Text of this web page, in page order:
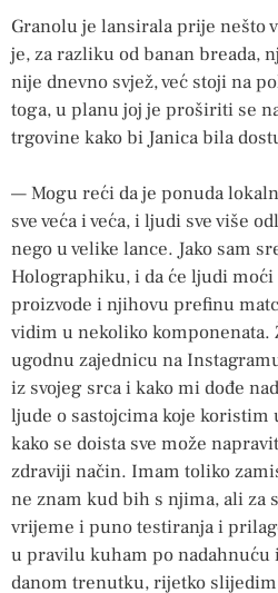
Granolu je lansirala prije nešto
je, za razliku od banan breada,
nije dnevno svjež, već stoji na
toga, u planu joj je proširiti se
trgovine kako bi Janica bila
— Mogu reći da je ponuda
sve veća i veća, i ljudi sve više
nego u velike lance. Jako sam
Holographiku, i da će ljudi
proizvode i njihovu prefinu
vidim u nekoliko
ugodnu zajednicu na
iz svojeg srca i kako mi dođe
ljude o sastojcima koje
kako se doista sve može
zdraviji način. Imam toliko
ne znam kud bih s njima, ali za
vrijeme i puno testiranja i
u pravilu kuham po nadahnuću
danom trenutku, rijetko